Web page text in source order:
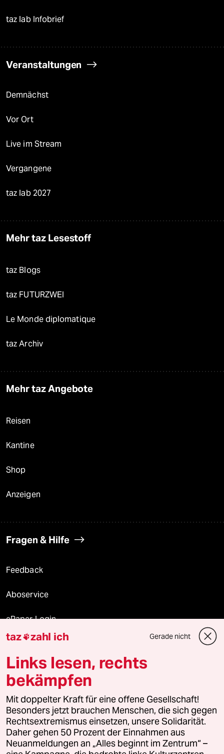
taz lab Infobrief
Veranstaltungen
Demnächst
Vor Ort
Live im Stream
Vergangene
taz lab 2027
Mehr taz Lesestoff
taz Blogs
taz FUTURZWEI
Le Monde diplomatique
taz Archiv
Mehr taz Angebote
Reisen
Kantine
Shop
Anzeigen
Fragen & Hilfe
Feedback
Aboservice
ePaper Login
Downloads für Abonnierende
© 2026 taz Verlags und Vertriebs GmbH
Alle Rechte vorbehalten. Bei rechtlichen Fragen oder für Genehmigungen
wenden Sie sich bitte an
lizenzen@taz.de
Feedback Redaktionsstatut Kommune-Richtlinien
taz zahl ich Gerade nicht
Links lesen, rechts
bekämpfen
Mit doppelter Kraft für eine offene Gesellschaft!
Besonders jetzt brauchen Menschen, die sich gegen
Rechtsextremismus einsetzen, unsere Solidarität.
Daher gehen 50 Prozent der Einnahmen aus
Neuanmeldungen an „Alles beginnt im Zentrum“ –